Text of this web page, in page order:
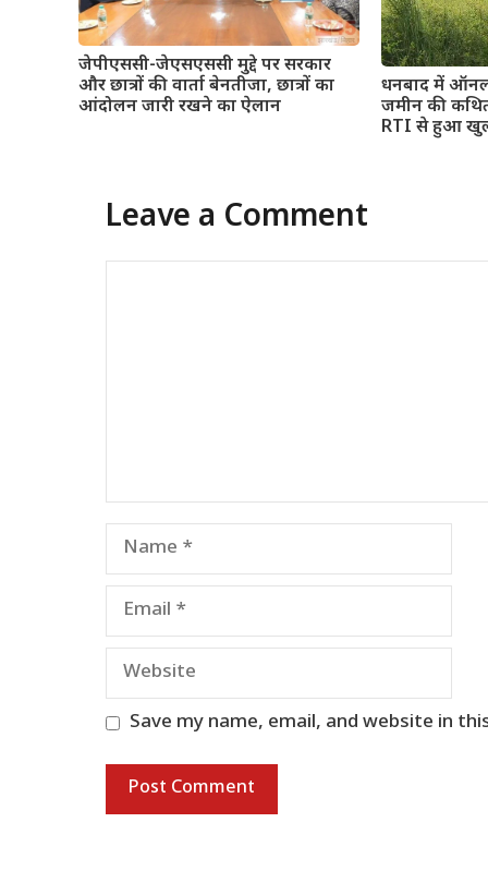
जेपीएससी-जेएसएससी मुद्दे पर सरकार
और छात्रों की वार्ता बेनतीजा, छात्रों का
आंदोलन जारी रखने का ऐलान
धनबाद में
जमीन की
RTI से हुआ
Leave a Comment
Name
Email
Website
Save my name, email, and website in